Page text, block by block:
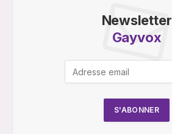
Newsletter
Gayvox